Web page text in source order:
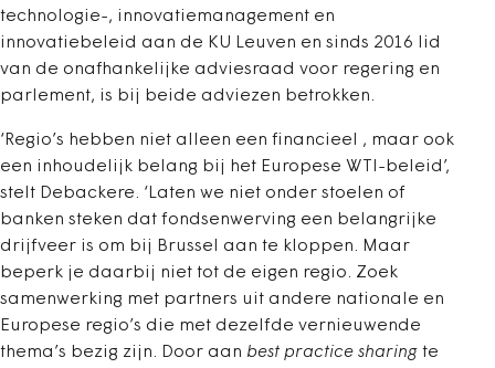
technologie-, innovatiemanagement en
innovatiebeleid aan de KU Leuven en sinds 2016 lid
van de onafhankelijke adviesraad voor regering en
parlement, is bij beide adviezen betrokken.
‘Regio’s hebben niet alleen een financieel , maar ook
een inhoudelijk belang bij het Europese WTI-beleid’,
stelt Debackere. ‘Laten we niet onder stoelen of
banken steken dat fondsenwerving een belangrijke
drijfveer is om bij Brussel aan te kloppen. Maar
beperk je daarbij niet tot de eigen regio. Zoek
samenwerking met partners uit andere nationale en
Europese regio’s die met dezelfde vernieuwende
thema’s bezig zijn. Door aan best practice sharing te